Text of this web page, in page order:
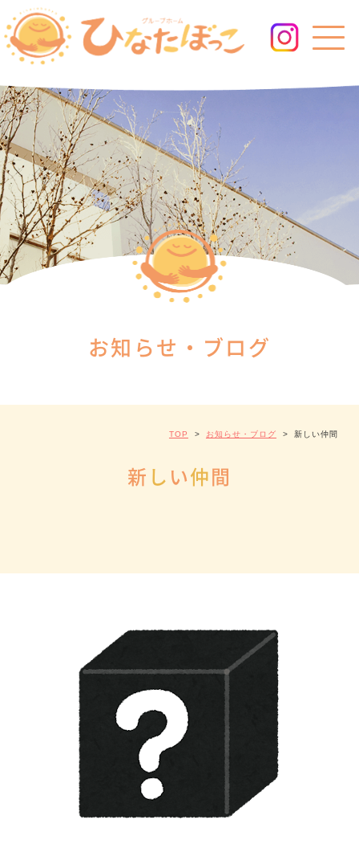
お知らせ・ブログ
TOP > お知らせ・ブログ > 新しい仲間
新 しい仲間